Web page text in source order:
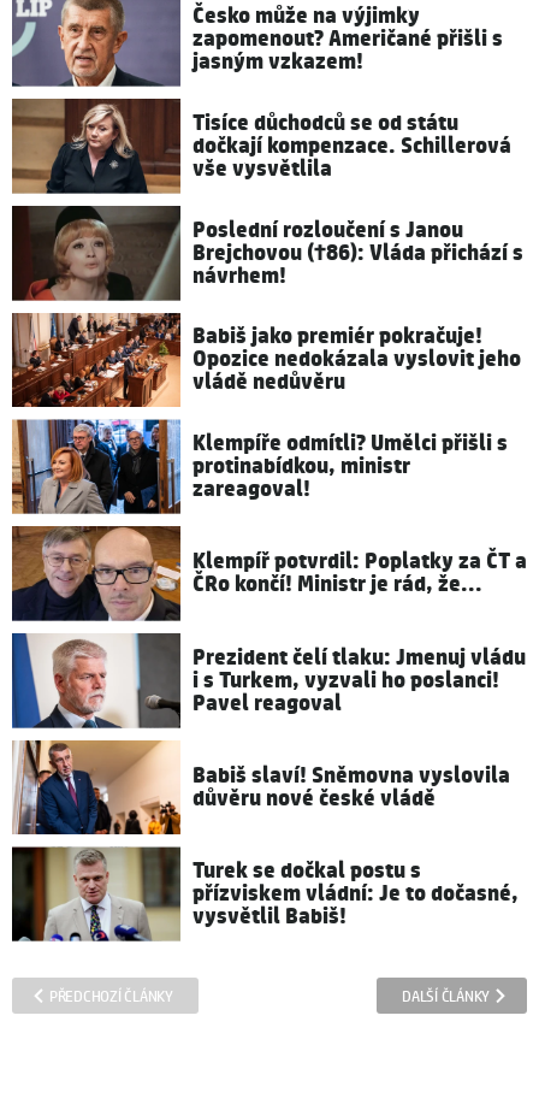
Česko může na výjimky
zapomenout? Američané přišli s
jasným vzkazem!
Tisíce důchodců se od státu
dočkají kompenzace. Schillerová
vše vysvětlila
Poslední rozloučení s Janou
Brejchovou (†86): Vláda přichází s
návrhem!
Babiš jako premiér pokračuje!
Opozice nedokázala vyslovit jeho
vládě nedůvěru
Klempíře odmítli? Umělci přišli s
protinabídkou, ministr
zareagoval!
Klempíř potvrdil: Poplatky za ČT a
ČRo končí! Ministr je rád, že...
Prezident čelí tlaku: Jmenuj vládu
i s Turkem, vyzvali ho poslanci!
Pavel reagoval
Babiš slaví! Sněmovna vyslovila
důvěru nové české vládě
Turek se dočkal postu s
přízviskem vládní: Je to dočasné,
vysvětlil Babiš!
PŘEDCHOZÍ ČLÁNKY DALŠÍ ČLÁNKY